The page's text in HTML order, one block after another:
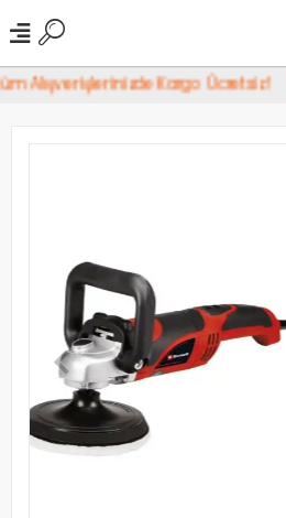
Alışverişlerinizde Kargo Ücretsiz!